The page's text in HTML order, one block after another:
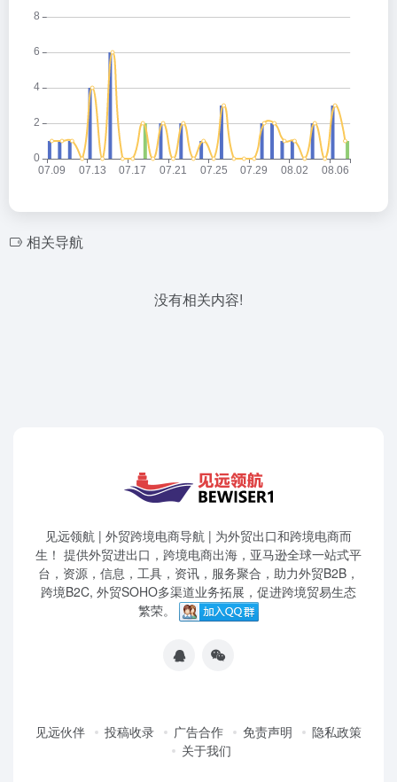
相关导航
没有相关内容!
见远领航 | 外贸跨境电商导航 | 为外贸出口和跨境电商而
生！ 提供外贸进出口，跨境电商出海，亚马逊全球一站式平
台，资源，信息，工具，资讯，服务聚合，助力外贸B2B，
跨境B2C, 外贸SOHO多渠道业务拓展，促进跨境贸易生态
繁荣。
见远伙伴 投稿收录 广告合作 免责声明
隐私政策
关于我们